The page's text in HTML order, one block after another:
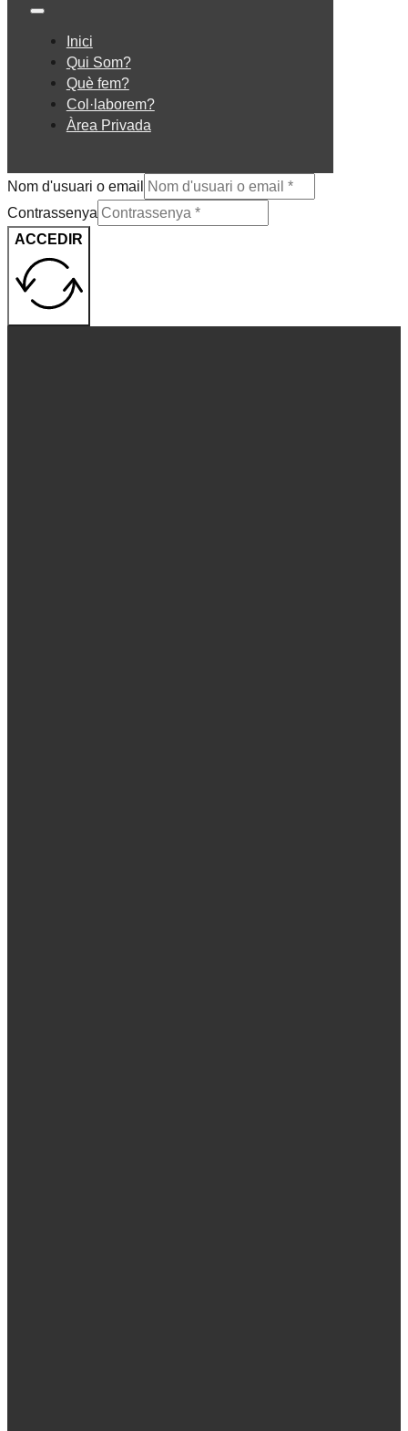
Inici
Qui Som?
Què fem?
Col·laborem?
Àrea Privada
Nom d'usuari o email
Contrassenya
ACCEDIR